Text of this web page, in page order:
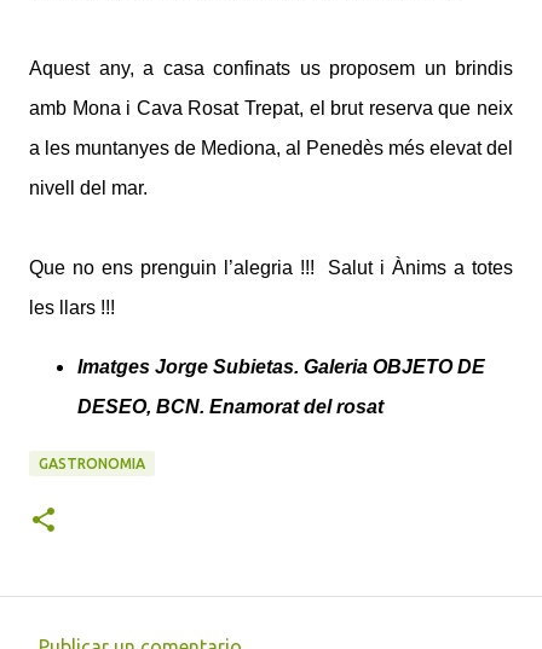
Aquest any, a casa confinats us proposem un brindis
amb Mona i Cava Rosat Trepat, el brut reserva que neix
a les muntanyes de Mediona, al Penedès més elevat del
nivell del mar.
Que no ens prenguin l’alegria !!! Salut i Ànims a totes
les llars !!!
Imatges Jorge Subietas. Galeria OBJETO DE
DESEO, BCN. Enamorat del rosat
GASTRONOMIA